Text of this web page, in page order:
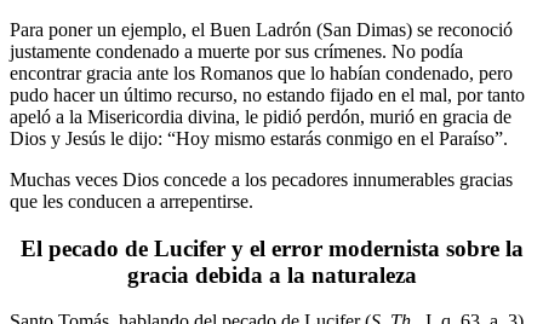
Para poner un ejemplo, el Buen Ladrón (San Dimas) se reconoció
justamente condenado a muerte por sus crímenes. No podía
encontrar gracia ante los Romanos que lo habían condenado, pero
pudo hacer un último recurso, no estando fijado en el mal, por tanto
apeló a la Misericordia divina, le pidió perdón, murió en gracia de
Dios y Jesús le dijo: “Hoy mismo estarás conmigo en el Paraíso”.
Muchas veces Dios concede a los pecadores innumerables gracias
que les conducen a arrepentirse.
El pecado de Lucifer y el error modernista sobre la
gracia debida a la naturaleza